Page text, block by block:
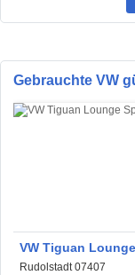
Gebrauchte VW
VW Tiguan
Style 74000km
Rudolstadt 07407